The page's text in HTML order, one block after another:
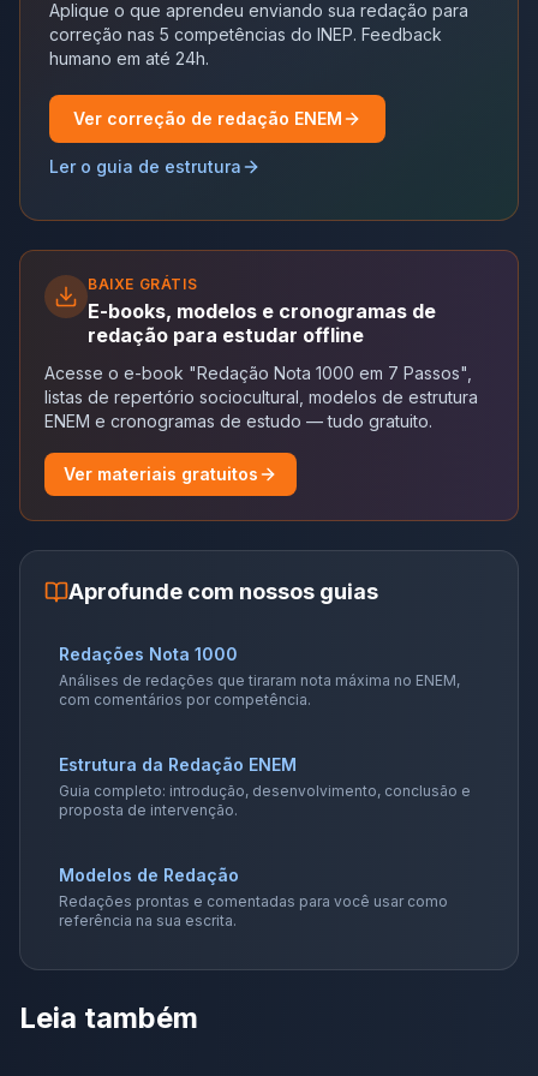
Aplique o que aprendeu enviando sua redação para
correção nas 5 competências do INEP. Feedback
humano em até 24h.
Ver correção de redação ENEM
Ler o guia de estrutura
BAIXE GRÁTIS
E-books, modelos e cronogramas de
redação para estudar offline
Acesse o e-book "Redação Nota 1000 em 7 Passos",
listas de repertório sociocultural, modelos de estrutura
ENEM e cronogramas de estudo — tudo gratuito.
Ver materiais gratuitos
Aprofunde com nossos guias
Redações Nota 1000
Análises de redações que tiraram nota máxima no ENEM,
com comentários por competência.
Estrutura da Redação ENEM
Guia completo: introdução, desenvolvimento, conclusão e
proposta de intervenção.
Modelos de Redação
Redações prontas e comentadas para você usar como
referência na sua escrita.
Leia também